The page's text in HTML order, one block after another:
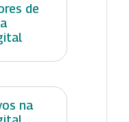
de
na